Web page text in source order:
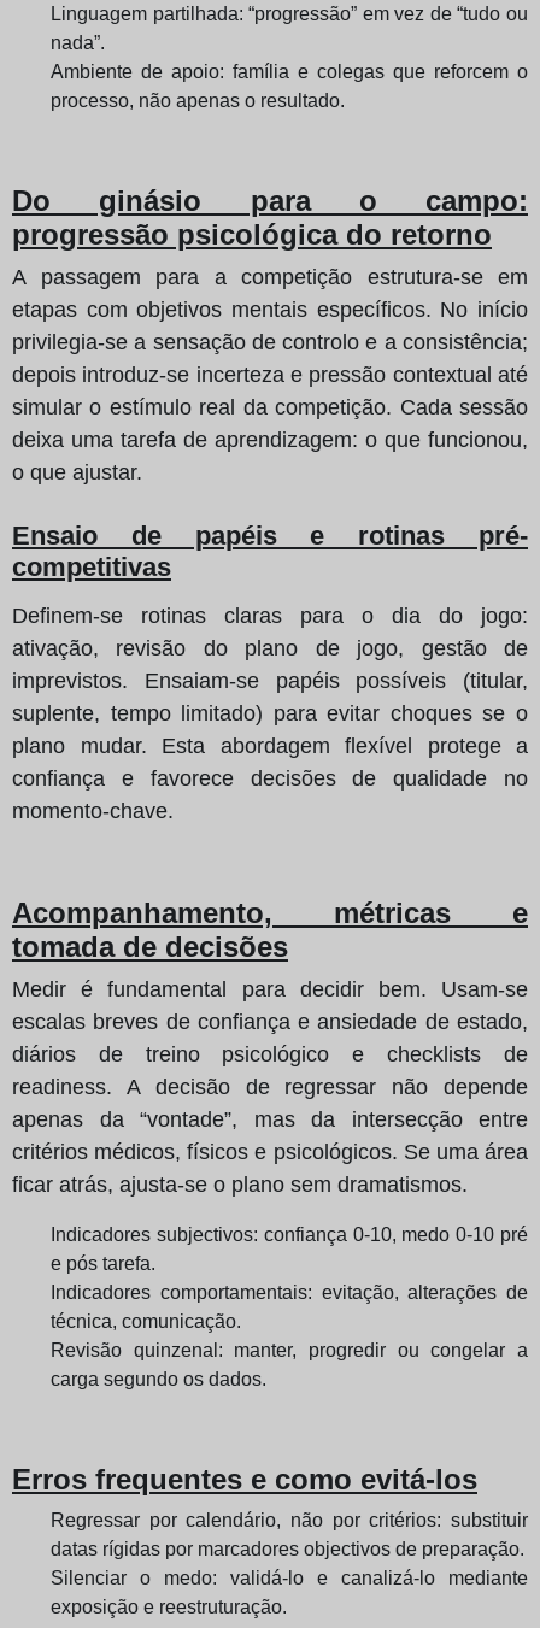
Linguagem partilhada: “progressão” em vez de “tudo ou
nada”.
Ambiente de apoio: família e colegas que reforcem o
processo, não apenas o resultado.
Do ginásio para o campo:
progressão psicológica do retorno
A passagem para a competição estrutura-se em
etapas com objetivos mentais específicos. No início
privilegia-se a sensação de controlo e a consistência;
depois introduz-se incerteza e pressão contextual até
simular o estímulo real da competição. Cada sessão
deixa uma tarefa de aprendizagem: o que funcionou,
o que ajustar.
Ensaio de papéis e rotinas pré-
competitivas
Definem-se rotinas claras para o dia do jogo:
ativação, revisão do plano de jogo, gestão de
imprevistos. Ensaiam-se papéis possíveis (titular,
suplente, tempo limitado) para evitar choques se o
plano mudar. Esta abordagem flexível protege a
confiança e favorece decisões de qualidade no
momento-chave.
Acompanhamento, métricas e
tomada de decisões
Medir é fundamental para decidir bem. Usam-se
escalas breves de confiança e ansiedade de estado,
diários de treino psicológico e checklists de
readiness. A decisão de regressar não depende
apenas da “vontade”, mas da intersecção entre
critérios médicos, físicos e psicológicos. Se uma área
ficar atrás, ajusta-se o plano sem dramatismos.
Indicadores subjectivos: confiança 0-10, medo 0-10 pré
e pós tarefa.
Indicadores comportamentais: evitação, alterações de
técnica, comunicação.
Revisão quinzenal: manter, progredir ou congelar a
carga segundo os dados.
Erros frequentes e como evitá-los
Regressar por calendário, não por critérios: substituir
datas rígidas por marcadores objectivos de preparação.
Silenciar o medo: validá-lo e canalizá-lo mediante
exposição e reestruturação.